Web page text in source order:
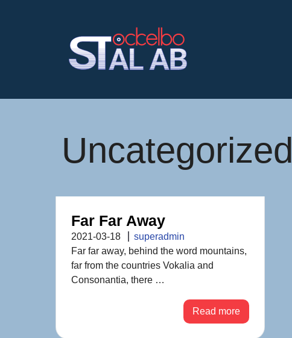
Uncategorized
Far Far Away
2021-03-18
superadmin
Far far away, behind the word mountains,
far from the countries Vokalia and
Consonantia, there …
Read more